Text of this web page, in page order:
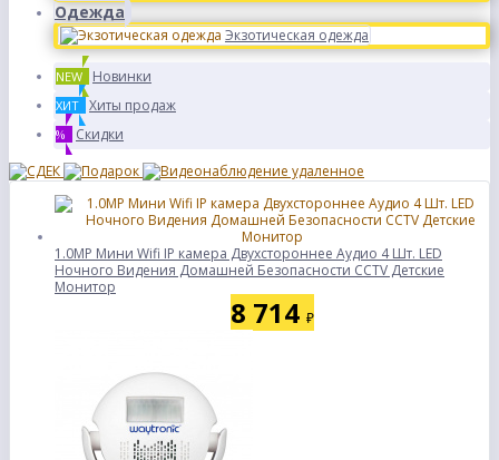
Одежда
Экзотическая одежда
NEW Новинки
ХИТ Хиты продаж
% Скидки
1.0MP Мини Wifi IP камера Двухстороннее Аудио 4 Шт. LED
Ночного Видения Домашней Безопасности CCTV Детские
Монитор
8 714 ₽